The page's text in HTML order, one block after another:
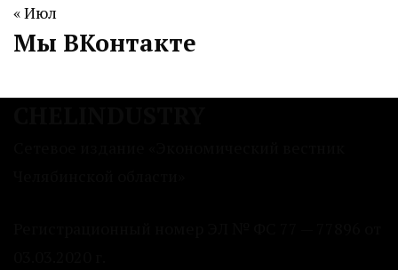
« Июл
Мы ВКонтакте